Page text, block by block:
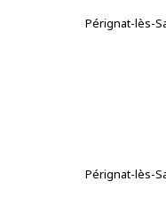
Pérignat-lès-
Pérignat-lès-